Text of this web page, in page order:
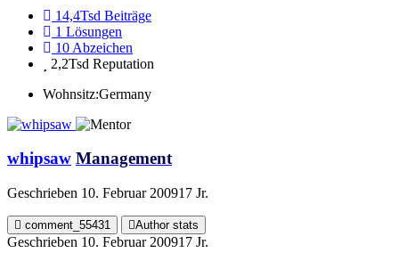
14,4Tsd Beiträge
1 Lösungen
10 Abzeichen
2,2Tsd Reputation
Wohnsitz:Germany
whipsaw Management
Geschrieben 10. Februar 200917 Jr.
comment_55431 Author stats
Geschrieben 10. Februar 200917 Jr.